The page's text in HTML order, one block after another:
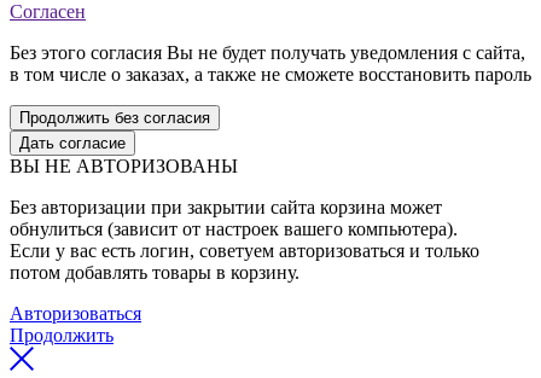
Согласен
Без этого согласия Вы не будет получать уведомления с сайта,
в том числе о заказах, а также не сможете восстановить пароль
Продолжить без согласия
Дать согласие
ВЫ НЕ АВТОРИЗОВАНЫ
Без авторизации при закрытии сайта корзина может
обнулиться (зависит от настроек вашего компьютера).
Если у вас есть логин, советуем авторизоваться и только
потом добавлять товары в корзину.
Авторизоваться
Продолжить